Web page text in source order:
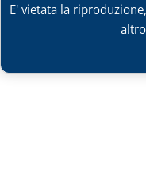
E' vietata la